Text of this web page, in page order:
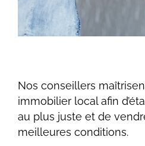
Nos conseillers
immobilier local afin
au plus juste et de
meilleures conditions.